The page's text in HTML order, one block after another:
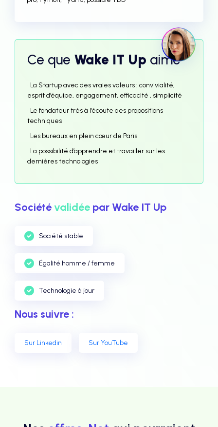
Ce que Wake IT Up aime
• La Startup avec des vraies valeurs : convivialité,
esprit d’équipe, engagement, efficacité , simplicité
• Le fondateur très à l’écoute des propositions
techniques
• Les bureaux en plein cœur de Paris
• La possibilité d’apprendre et travailler sur les
dernières technologies
Sociétévalidée par Wake IT Up
Société stable
Égalité homme / femme
Technologie à jour
Nous suivre :
Sur Linkedin Sur YouTube